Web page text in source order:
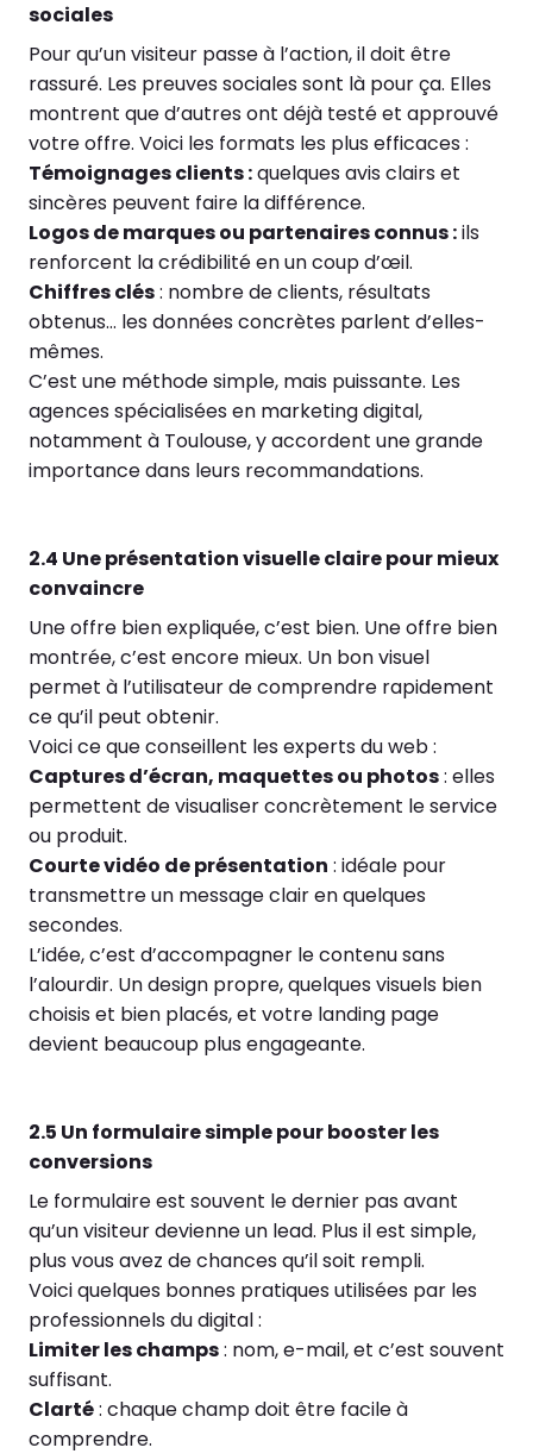
sociales
Pour qu’un visiteur passe à l’action, il doit être
rassuré. Les preuves sociales sont là pour ça. Elles
montrent que d’autres ont déjà testé et approuvé
votre offre. Voici les formats les plus efficaces :
Témoignages clients :quelques avis clairs et
sincères peuvent faire la différence.
Logos de marques ou partenaires connus :ils
renforcent la crédibilité en un coup d’œil.
Chiffres clés: nombre de clients, résultats
obtenus… les données concrètes parlent d’elles-
mêmes.
C’est une méthode simple, mais puissante. Les
agences spécialisées en marketing digital,
notamment à Toulouse, y accordent une grande
importance dans leurs recommandations.
2.4 Une présentation visuelle claire pour mieux
convaincre
Une offre bien expliquée, c’est bien. Une offre bien
montrée, c’est encore mieux. Un bon visuel
permet à l’utilisateur de comprendre rapidement
ce qu’il peut obtenir.
Voici ce que conseillent les experts du web :
Captures d’écran, maquettes ou photos: elles
permettent de visualiser concrètement le service
ou produit.
Courte vidéo de présentation : idéale pour
transmettre un message clair en quelques
secondes.
L’idée, c’est d’accompagner le contenu sans
l’alourdir. Un design propre, quelques visuels bien
choisis et bien placés, et votre landing page
devient beaucoup plus engageante.
2.5 Un formulaire simple pour booster les
conversions
Le formulaire est souvent le dernier pas avant
qu’un visiteur devienne un lead. Plus il est simple,
plus vous avez de chances qu’il soit rempli.
Voici quelques bonnes pratiques utilisées par les
professionnels du digital :
Limiter les champs: nom, e-mail, et c’est souvent
suffisant.
Clarté: chaque champ doit être facile à
comprendre.